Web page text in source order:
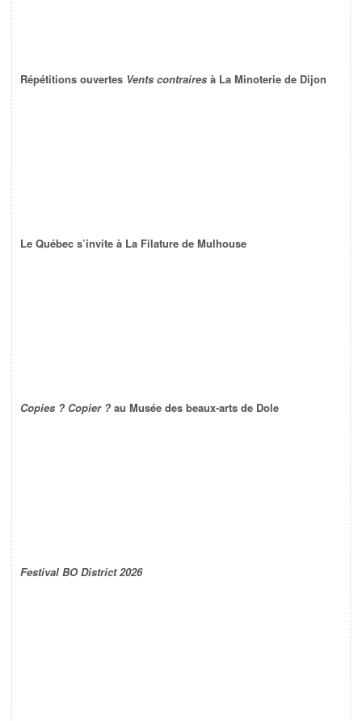
Répétitions ouvertes Vents contraires à La Minoterie de Dijon
Le Québec s’invite à La Filature de Mulhouse
Copies ? Copier ? au Musée des beaux-arts de Dole
Festival BO District 2026